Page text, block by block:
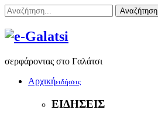
Αναζήτηση
σερφάροντας στο Γαλάτσι
Αρχικήειδήσεις
ΕΙΔΗΣΕΙΣ